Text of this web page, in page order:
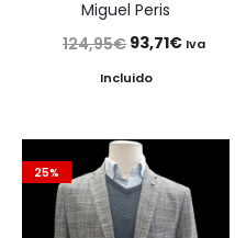
Miguel Peris
124,95€ El
precio
era:
124,95€.
93,71€El
es:
Iva
Incluido
25%